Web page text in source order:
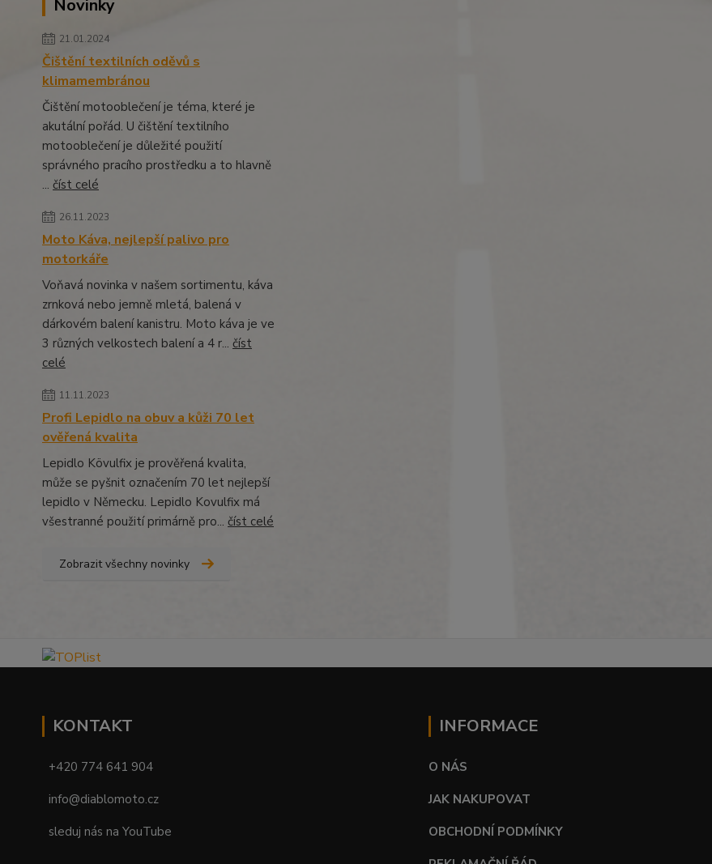
Novinky
21.01.2024
Čištění textilních oděvů s
klimamembránou
Čištění motooblečení je téma, které je
akutální pořád. U čištění textilního
motooblečení je důležité použití
správného pracího prostředku a to hlavně
... číst celé
26.11.2023
Moto Káva, nejlepší palivo pro
motorkáře
Voňavá novinka v našem sortimentu, káva
zrnková nebo jemně mletá, balená v
dárkovém balení kanistru. Moto káva je ve
3 různých velkostech balení a 4 r... číst
celé
11.11.2023
Profi Lepidlo na obuv a kůži 70 let
ověřená kvalita
Lepidlo Kövulfix je prověřená kvalita,
může se pyšnit označením 70 let nejlepší
lepidlo v Německu. Lepidlo Kovulfix má
všestranné použití primárně pro... číst celé
Zobrazit všechny novinky
KONTAKT
+420 774 641 904
info@diablomoto.cz
sleduj nás na YouTube
INFORMACE
O NÁS
JAK NAKUPOVAT
OBCHODNÍ PODMÍNKY